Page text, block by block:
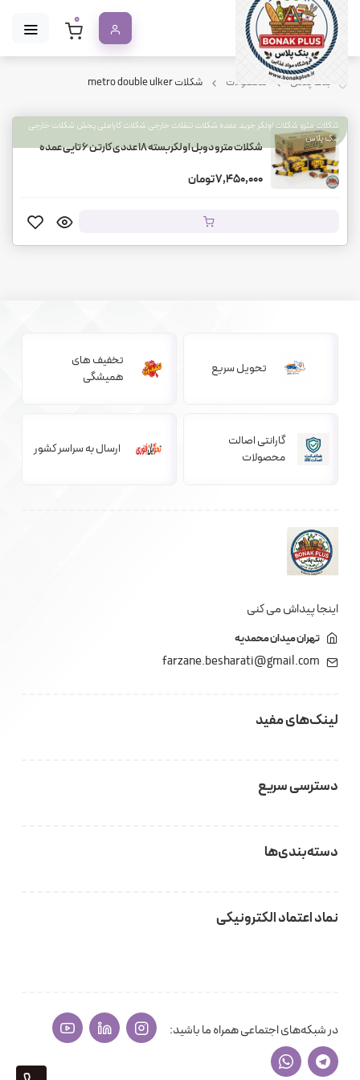
0
بنک پلاس محصولات شکلات metro double ulker
شکلات مترو شکلات اولکر خرید عمده شکلات تنقلات خارجی شکلات کاراملی پخش شکلات خارجی
بنک پلاس
شکلات مترو دوبل اولکربسته 18 عددی کارتن 6 تایی عمده
7,450,000 تومان
تحویل سریع
تخفیف های
همیشگی
گارانتی اصالت
محصولات
ارسال به سراسر کشور
اینجا پیداش می کنی
تهران میدان محمدیه
farzane.besharati@gmail.com
لینک‌های مفید
دسترسی سریع
دسته‌بندی‌ها
نماد اعتماد الکترونیکی
در شبکه‌های اجتماعی همراه ما باشید: